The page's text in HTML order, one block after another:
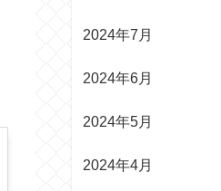
2024年7月
2024年6月
2024年5月
2024年4月